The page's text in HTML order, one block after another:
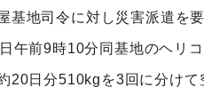
基地司令に対し災害派遣を要
午前9時10分同基地のヘリ
20日分510kgを3回に分け